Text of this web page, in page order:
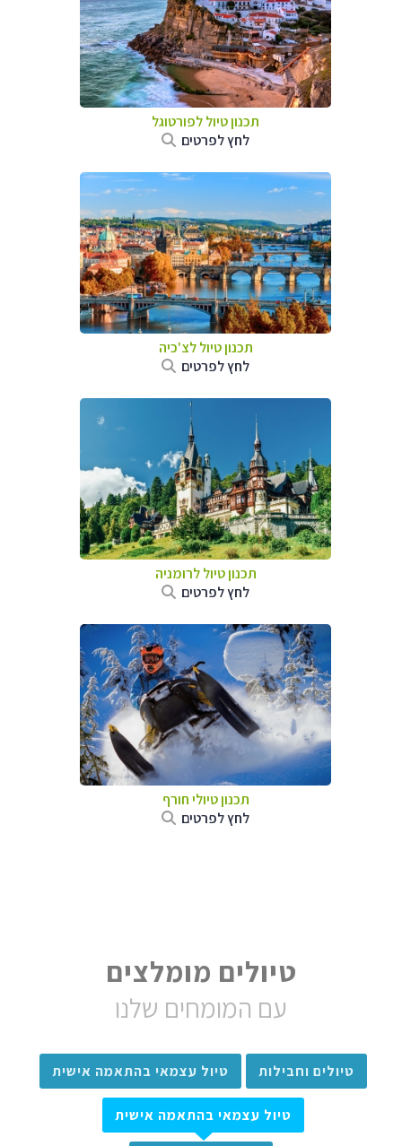
תכנון טיול לפורטוגל
לחץ לפרטים
תכנון טיול לצ'כיה
לחץ לפרטים
תכנון טיול לרומניה
לחץ לפרטים
תכנון טיולי חורף
לחץ לפרטים
טיולים מומלצים
עם המומחים שלנו
טיולים וחבילות טיול עצמאי בהתאמה אישית
טיול עצמאי בהתאמה אישית